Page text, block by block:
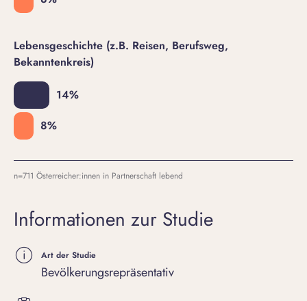
Lebensgeschichte (z.B. Reisen, Berufsweg,
Bekanntenkreis)
n=711 Österreicher:innen in Partnerschaft lebend
Informationen zur Studie
Art der Studie
Bevölkerungsrepräsentativ